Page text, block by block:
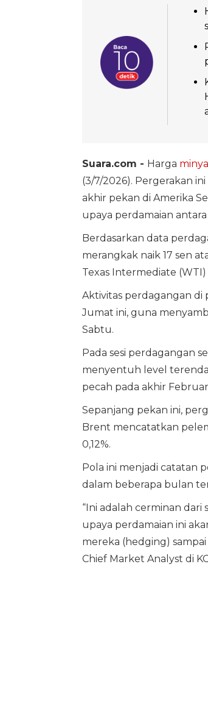
Suara.com - Harga
(3/7/2026). Pergerakan
akhir pekan di Amerika
upaya perdamaian
Berdasarkan data
merangkak naik 17 sen
Texas Intermediate
Aktivitas perdagangan di
Jumat ini, guna
Sabtu.
Pada sesi perdagangan
menyentuh level
pecah pada akhir
Sepanjang pekan ini,
Brent mencatatkan
0,12%.
Pola ini menjadi catatan
dalam beberapa bulan
“Ini adalah cerminan
upaya perdamaian ini
mereka (hedging)
Chief Market Analyst di